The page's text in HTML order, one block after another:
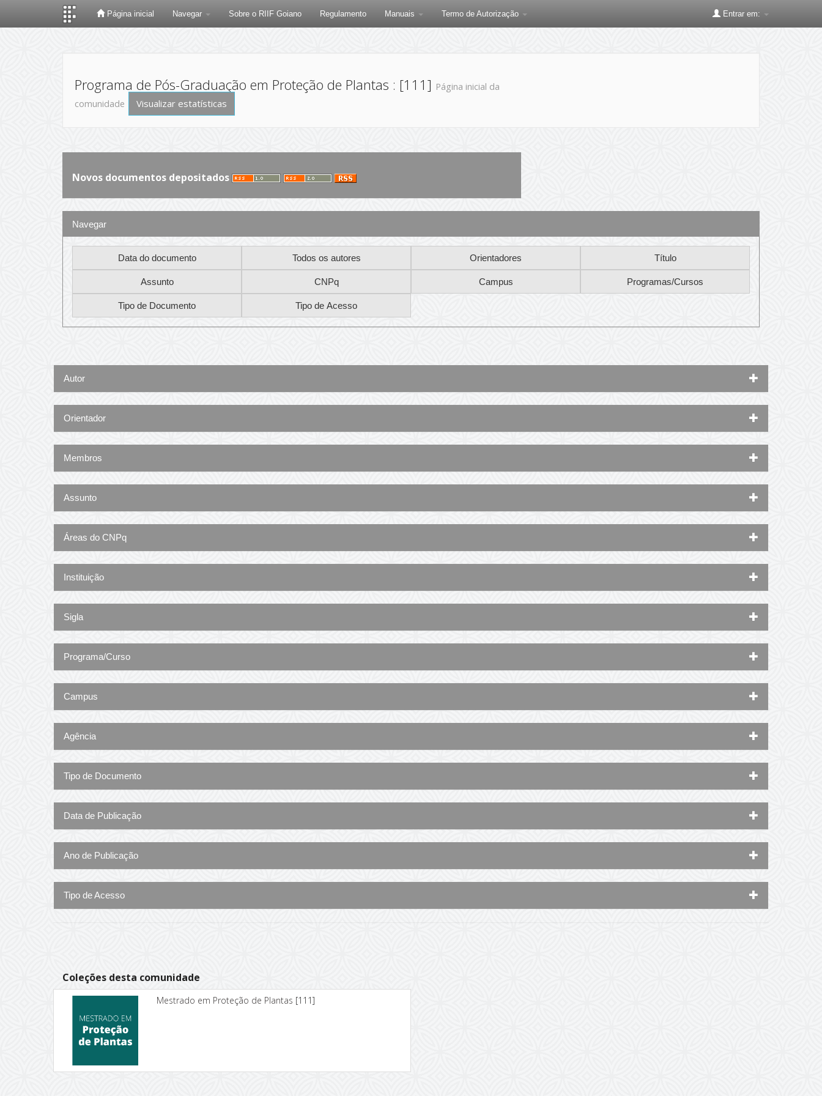
Página inicial Navegar Sobre o RIIF Goiano Regulamento Manuais Termo de Autorização Entrar em:
Programa de Pós-Graduação em Proteção de Plantas : [111] Página inicial da
comunidade
Visualizar estatísticas
Novos documentos depositados
Navegar
Autor
Orientador
Membros
Assunto
Áreas do CNPq
Instituição
Sigla
Programa/Curso
Campus
Agência
Tipo de Documento
Data de Publicação
Ano de Publicação
Tipo de Acesso
Coleções desta comunidade
Mestrado em Proteção de Plantas [111]